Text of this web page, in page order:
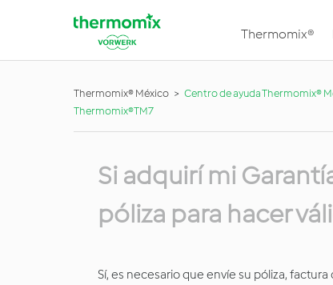
Thermomix®
Thermomix® México Centro de ayuda Thermomix®
Thermomix®TM7
Si adquirí mi
póliza para hacer
Sí, es necesario que envíe su póliza,